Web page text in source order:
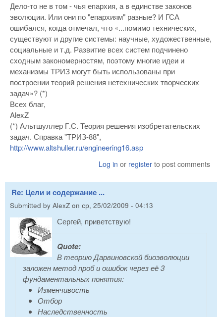
Дело-то не в том - чья епархия, а в единстве законов
эволюции. Или они по "епархиям" разные? И ГСА
ошибался, когда отмечал, что «...помимо технических,
существуют и другие системы: научные, художественные,
социальные и т.д. Развитие всех систем подчинено
сходным закономерностям, поэтому многие идеи и
механизмы ТРИЗ могут быть использованы при
построении теорий решения нетехнических творческих
задач»? (*)
Всех благ,
AlexZ
(*) Альтшуллер Г.С. Теория решения изобретательских
задач. Справка "ТРИЗ-88",
http://www.altshuller.ru/engineering16.asp
Log in or register to post comments
Re: Цели и содержание ...
Submitted by AlexZ on ср, 25/02/2009 - 04:13
Сергей, приветствую!
Quote:
В теорию Дарвиновской биоэволюции
заложен метод проб и ошибок через её 3
фундаментальных понятия:
Изменчивость
Отбор
Наследственность